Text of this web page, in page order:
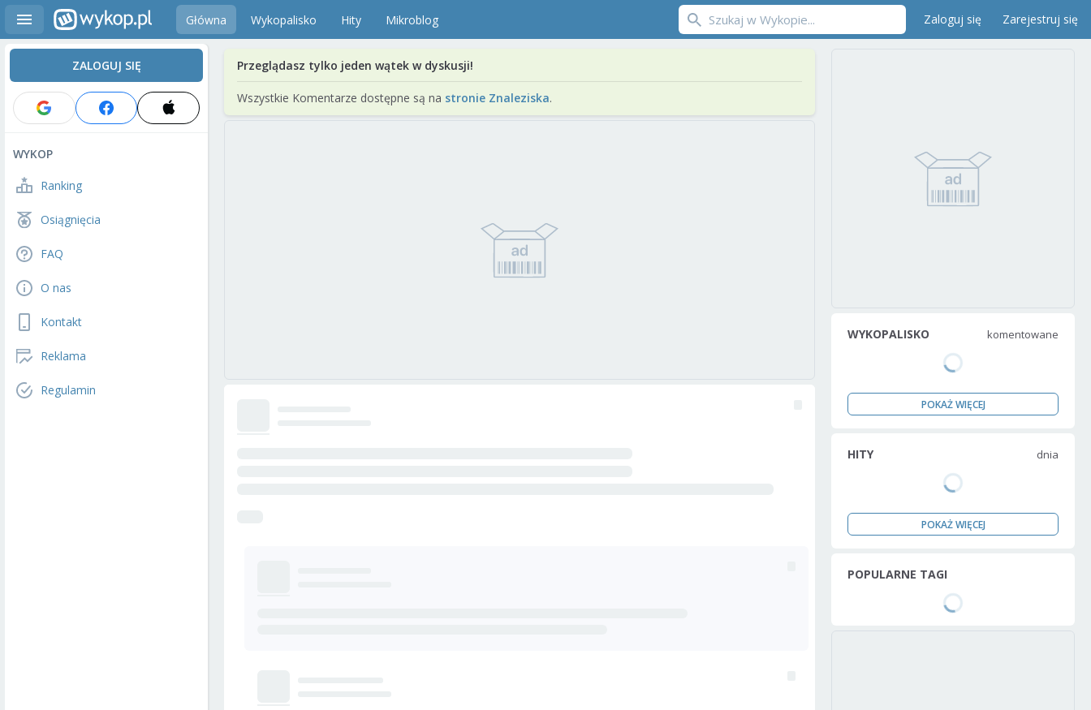
Główna Wykopalisko Hity Mikroblog Zaloguj się Zarejestruj się
ZALOGUJ SIĘ
WYKOP
Ranking
Osiągnięcia
FAQ
O nas
Kontakt
Reklama
Regulamin
Przeglądasz tylko jeden wątek w dyskusji!
Wszystkie Komentarze dostępne są na stronie Znaleziska.
WYKOPALISKO komentowane
POKAŻ WIĘCEJ
HITY dnia
POKAŻ WIĘCEJ
POPULARNE TAGI